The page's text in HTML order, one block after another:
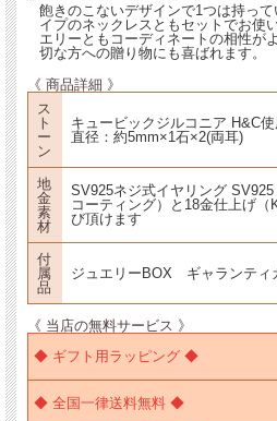
飽きのこないデザインで1つは持っ
イプのネックレスともセットでお使
エリーともコーディネートの相性が
切な方への贈り物にも喜ばれます。
《 商品詳細 》
ス
ト
ー
ン
キュービックジルコニア H&C使
直径：約5mm×1石×2(両耳)
地
金
素
材
SV925ネジ式イヤリング
コーティング）と18金仕上げ
び頂けます
付
属
品
ジュエリーBOX ギャランティ
《 当店の無料サービス 》
◆ ギフト用ラッピング ◆
◆ 全国一律送料無料 ◆